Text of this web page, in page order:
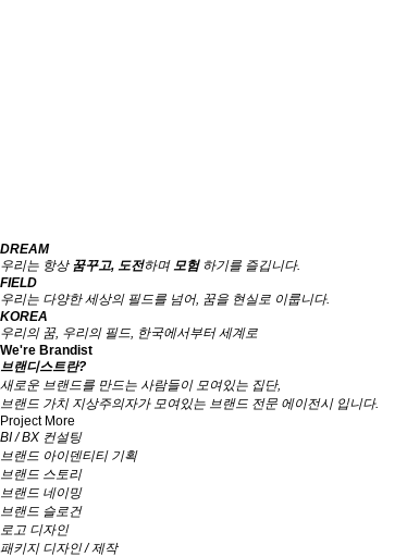
DREAM
우리는 항상 꿈꾸고, 도전하며 모험하기를 즐깁니다.
FIELD
우리는 다양한 세상의 필드를 넘어, 꿈을 현실로 이룹니다.
KOREA
우리의 꿈, 우리의 필드, 한국에서부터 세계로
We're Brandist
브랜디스트란?
새로운 브랜드를 만드는 사람들이 모여있는 집단,
브랜드 가치 지상주의자가 모여있는 브랜드 전문 에이전시 입니다.
Project More
BI / BX 컨설팅
브랜드 아이덴티티 기획
브랜드 스토리
브랜드 네이밍
브랜드 슬로건
로고 디자인
패키지 디자인 / 제작